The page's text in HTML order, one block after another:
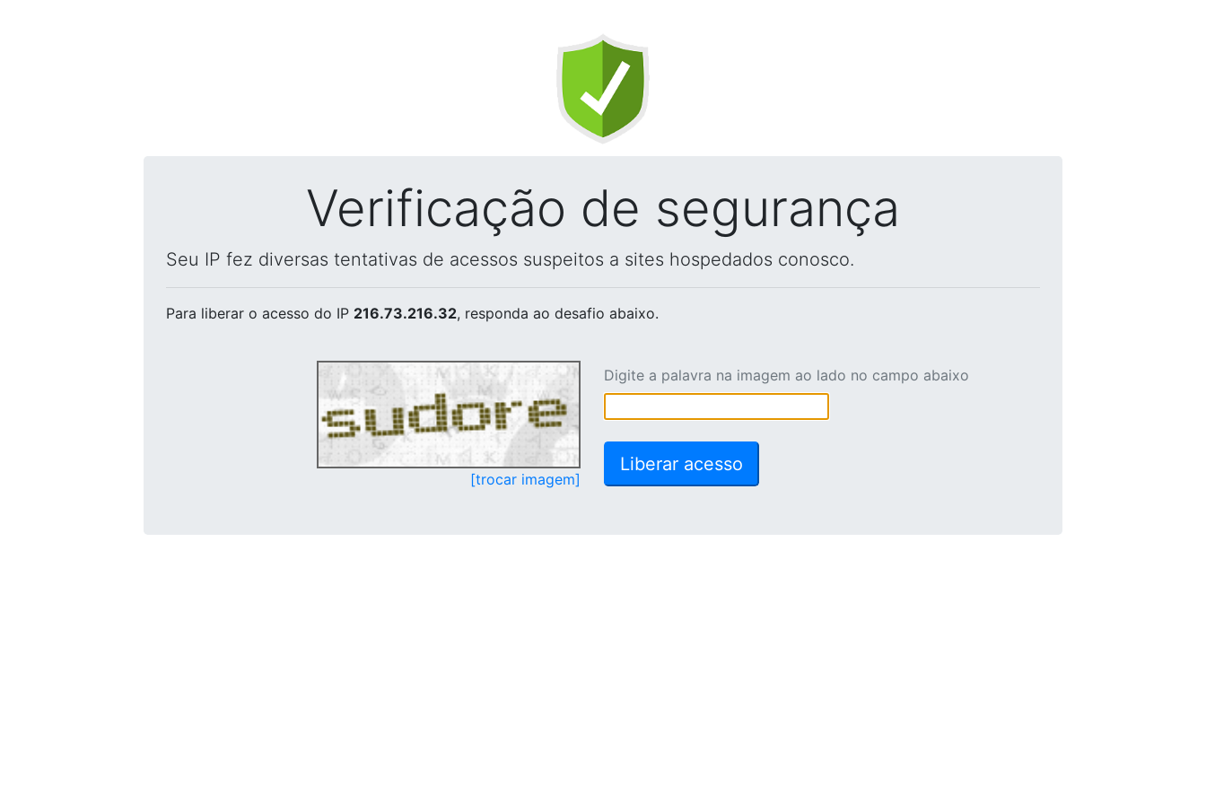
Verificação de segurança
Seu IP fez diversas tentativas de acessos suspeitos a sites hospedados conosco.
Para liberar o acesso do IP 216.73.216.32, responda ao desafio abaixo.
[trocar imagem]
Digite a palavra na imagem ao lado no campo abaixo